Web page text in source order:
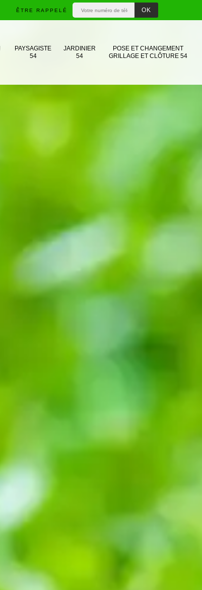
ÊTRE RAPPELÉ
PAYSAGISTE
54
JARDINIER
54
POSE ET CHANGEMENT
GRILLAGE ET CLÔTURE 54